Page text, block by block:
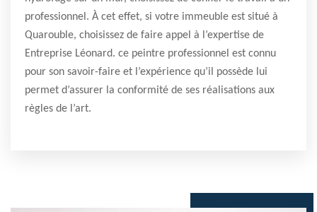
professionnel. À cet effet, si votre immeuble est situé à
Quarouble, choisissez de faire appel à l’expertise de
Entreprise Léonard. ce peintre professionnel est connu
pour son savoir-faire et l’expérience qu’il possède lui
permet d’assurer la conformité de ses réalisations aux
règles de l’art.